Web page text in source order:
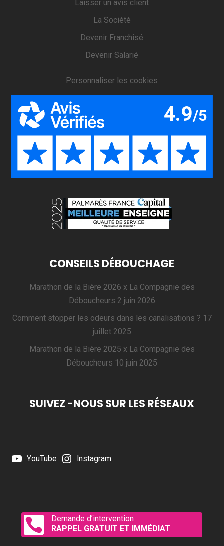
Laisser un avis client
La Société
Devenir Franchisé
Devenir Salarié
Personnaliser les cookies
CONSEILS DÉBOUCHAGE
Marathon de la Bière 2026 x La Compagnie des
Déboucheurs 2 juin 2026
Comment stopper les odeurs dans les canalisations ? 17
juillet 2025
Marathon de la Bière 2025 x La Compagnie des
Déboucheurs 10 juin 2025
SUIVEZ -NOUS SUR LES RÉSEAUX
YouTube Instagram

Demande d’intervention
RAPPEL GRATUIT ET IMMÉDIAT